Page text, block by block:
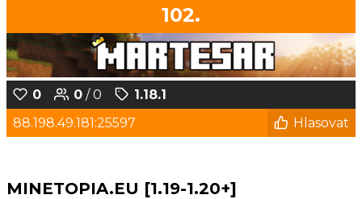
102.
0 0 / 0
1.18.1
88.198.49.181:25597
Hlasovat
MINETOPIA.EU [1.19-1.20+]